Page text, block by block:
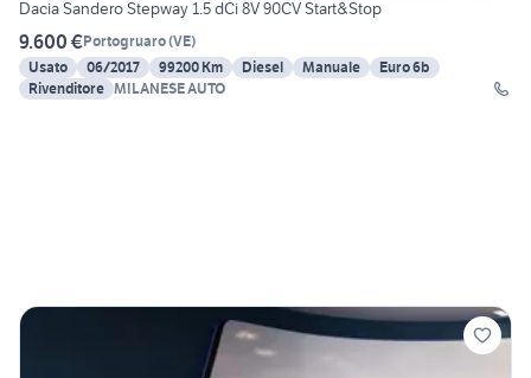
Dacia Sandero Stepway 1.5 dCi 8V 90CV Start&Stop
9.600 €Portogruaro(VE)
Usato
06/2017 99200 Km Diesel Manuale
Euro 6b
Rivenditore MILANESE AUTO